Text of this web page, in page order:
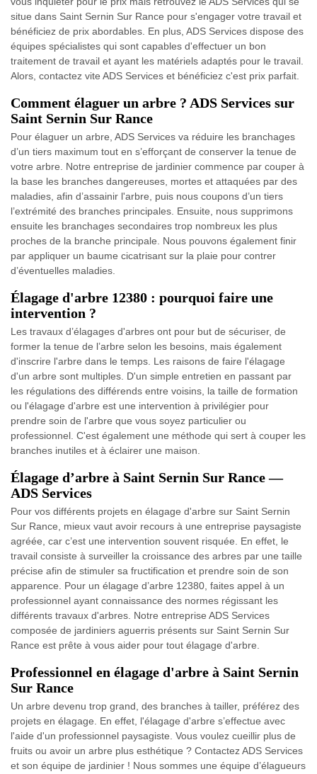
situe dans Saint Sernin Sur Rance pour s'engager votre travail et
bénéficiez de prix abordables. En plus, ADS Services dispose des
équipes spécialistes qui sont capables d'effectuer un bon
traitement de travail et ayant les matériels adaptés pour le travail.
Alors, contactez vite ADS Services et bénéficiez c'est prix parfait.
Comment élaguer un arbre ? ADS Services sur
Saint Sernin Sur Rance
Pour élaguer un arbre, ADS Services va réduire les branchages
d’un tiers maximum tout en s’efforçant de conserver la tenue de
votre arbre. Notre entreprise de jardinier commence par couper à
la base les branches dangereuses, mortes et attaquées par des
maladies, afin d’assainir l'arbre, puis nous coupons d’un tiers
l’extrémité des branches principales. Ensuite, nous supprimons
ensuite les branchages secondaires trop nombreux les plus
proches de la branche principale. Nous pouvons également finir
par appliquer un baume cicatrisant sur la plaie pour contrer
d’éventuelles maladies.
Élagage d'arbre 12380 : pourquoi faire une
intervention ?
Les travaux d’élagages d'arbres ont pour but de sécuriser, de
former la tenue de l’arbre selon les besoins, mais également
d'inscrire l'arbre dans le temps. Les raisons de faire l'élagage
d'un arbre sont multiples. D'un simple entretien en passant par
les régulations des différends entre voisins, la taille de formation
ou l'élagage d'arbre est une intervention à privilégier pour
prendre soin de l'arbre que vous soyez particulier ou
professionnel. C'est également une méthode qui sert à couper les
branches inutiles et à éclairer une maison.
Élagage d’arbre à Saint Sernin Sur Rance —
ADS Services
Pour vos différents projets en élagage d'arbre sur Saint Sernin
Sur Rance, mieux vaut avoir recours à une entreprise paysagiste
agréée, car c’est une intervention souvent risquée. En effet, le
travail consiste à surveiller la croissance des arbres par une taille
précise afin de stimuler sa fructification et prendre soin de son
apparence. Pour un élagage d’arbre 12380, faites appel à un
professionnel ayant connaissance des normes régissant les
différents travaux d'arbres. Notre entreprise ADS Services
composée de jardiniers aguerris présents sur Saint Sernin Sur
Rance est prête à vous aider pour tout élagage d'arbre.
Professionnel en élagage d'arbre à Saint Sernin
Sur Rance
Un arbre devenu trop grand, des branches à tailler, préférez des
projets en élagage. En effet, l'élagage d'arbre s’effectue avec
l'aide d'un professionnel paysagiste. Vous voulez cueillir plus de
fruits ou avoir un arbre plus esthétique ? Contactez ADS Services
et son équipe de jardinier ! Nous sommes une équipe d’élagueurs